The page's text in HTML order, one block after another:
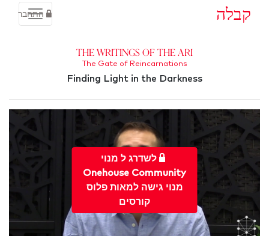
קבלה התחבר
The Writings of the Ari
The Gate of Reincarnations
Finding Light in the Darkness
לשדרג ל מנוי
Onehouse Community
מנוי גישה למאות פלוס
קורסים